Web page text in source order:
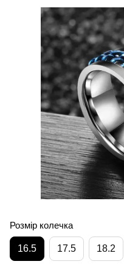
Розмір колечка
16.5 17.5 18.2